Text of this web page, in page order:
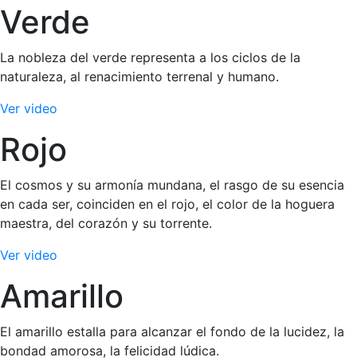
Verde
La nobleza del verde representa a los ciclos de la
naturaleza, al renacimiento terrenal y humano.
Ver video
Rojo
El cosmos y su armonía mundana, el rasgo de su esencia
en cada ser, coinciden en el rojo, el color de la hoguera
maestra, del corazón y su torrente.
Ver video
Amarillo
El amarillo estalla para alcanzar el fondo de la lucidez, la
bondad amorosa, la felicidad lúdica.